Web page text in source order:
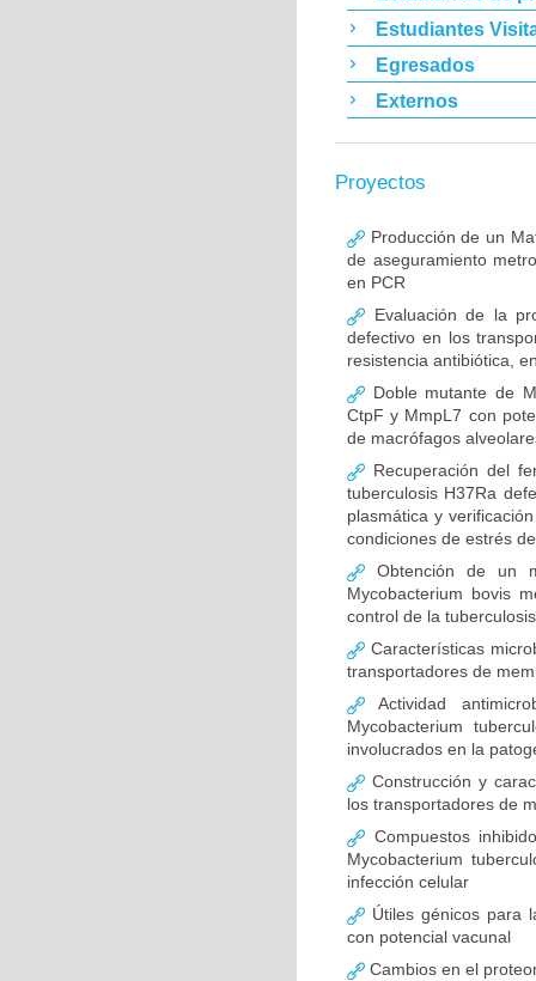
Estudiantes
Egresados
Externos
Proyectos
Producción de un
de aseguramiento
en PCR
Evaluación de la
defectivo en los
resistencia antibiótica,
Doble mutante de
CtpF y MmpL7 con
de macrófagos
Recuperación del
tuberculosis H37Ra
plasmática y
condiciones de estrés
Obtención de un
Mycobacterium bovis
control de la
Características
transportadores de
Actividad
Mycobacterium
involucrados en la
Construcción y
los transportadores de
Compuestos
Mycobacterium
infección celular
Útiles génicos para
con potencial vacunal
Cambios en el